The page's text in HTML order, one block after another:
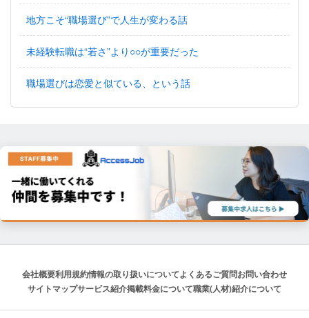
地方こそ“職場選び”で人生が変わる話
未経験転職は“若さ”より○○が重要だった
職場選びは恋愛と似ている、という話
会社概要利用規約情報の取り扱いについてよくあるご質問お問い合わせ
サイトマップサービス紹介掲載料金について職業(人材)紹介について